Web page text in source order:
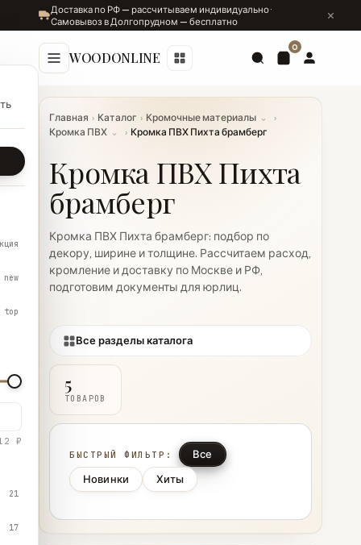
Доставка по РФ — рассчитываем индивидуально ·
Самовывоз в Долгопрудном — бесплатно
WOODONLINE
0
Главная › Каталог › Кромочные материалы ⌄
›
Кромка ПВХ ⌄ › Кромка ПВХ Пихта брамберг
Кромка ПВХ Пихта
брамберг
Кромка ПВХ Пихта брамберг: подбор по
декору, ширине и толщине. Рассчитаем расход,
кромление и доставку по Москве и РФ,
подготовим документы для юрлиц.
Все разделы каталога
5
ТОВАРОВ
БЫСТРЫЙ ФИЛЬТР:
Все
Новинки
Хиты
new
top
₽
21
17